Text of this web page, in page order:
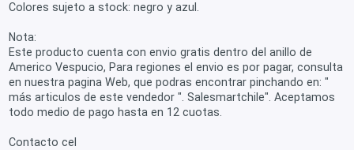
Colores sujeto a stock: negro y azul.
Nota:
Este producto cuenta con envio gratis dentro del anillo de
Americo Vespucio, Para regiones el envio es por pagar, consulta
en nuestra pagina Web, que podras encontrar pinchando en: "
más articulos de este vendedor ". Salesmartchile". Aceptamos
todo medio de pago hasta en 12 cuotas.
Contacto cel